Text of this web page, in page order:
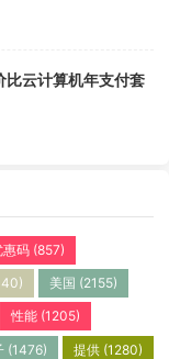
比云计算机年支付套
惠码(857)
美国 (2155)
性能(1205)
(1476) 提供 (1280)